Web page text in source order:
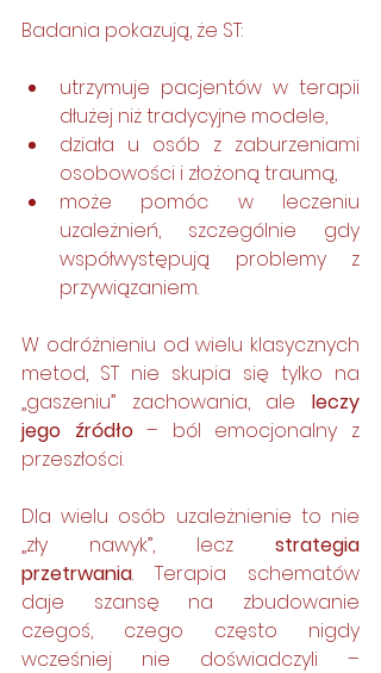
Badania pokazują, że ST:
utrzymuje pacjentów w terapii
dłużej niż tradycyjne modele,
działa u osób z zaburzeniami
osobowości i złożoną traumą,
może pomóc w leczeniu
uzależnień, szczególnie gdy
współwystępują problemy z
przywiązaniem.
W odróżnieniu od wielu klasycznych
metod, ST nie skupia się tylko na
„gaszeniu” zachowania, ale leczy
jego źródło – ból emocjonalny z
przeszłości.
Dla wielu osób uzależnienie to nie
„zły nawyk”, lecz strategia
przetrwania. Terapia schematów
daje szansę na zbudowanie
czegoś, czego często nigdy